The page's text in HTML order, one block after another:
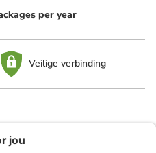
per year
Veilige verbinding